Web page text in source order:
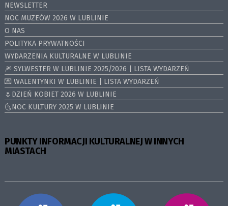
NEWSLETTER
NOC MUZEÓW 2026 W LUBLINIE
O NAS
POLITYKA PRYWATNOŚCI
WYDARZENIA KULTURALNE W LUBLINIE
🎆 SYLWESTER W LUBLINIE 2025/2026 | LISTA WYDARZEŃ
💌 WALENTYNKI W LUBLINIE | LISTA WYDARZEŃ
🌷DZIEŃ KOBIET 2026 W LUBLINIE
🌜NOC KULTURY 2025 W LUBLINIE
PUNKTY INFORMACJI KULTURALNEJ W INNYCH
MIASTACH